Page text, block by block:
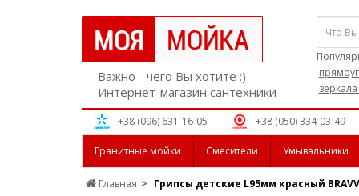
Важно - чего Вы хотите :)
Интернет-магазин сантехники
+38 (096) 631-16-05 +38 (050) 334-03-49
Гранитные мойки Смесители Умывальники
Главная Грипсы детские L95мм красный